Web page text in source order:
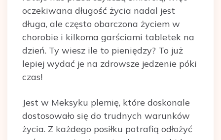
oczekiwana długość życia nadal jest
długa, ale często obarczona życiem w
chorobie i kilkoma garściami tabletek na
dzień. Ty wiesz ile to pieniędzy? To już
lepiej wydać je na zdrowsze jedzenie póki
czas!
Jest w Meksyku plemię, które doskonale
dostosowało się do trudnych warunków
życia. Z każdego posiłku potrafią odłożyć